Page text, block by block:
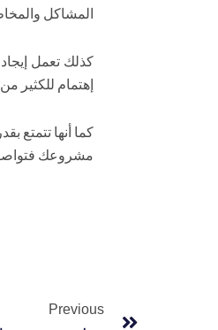
المشاكل
كذلك تعمل
إهتمام للكثير
كما أنها تتمتع
مشروعك فتواصل
Previous